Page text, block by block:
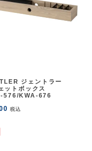
ル
ルナット
ジェントラー
ットボックス
576/KWA-676
税込